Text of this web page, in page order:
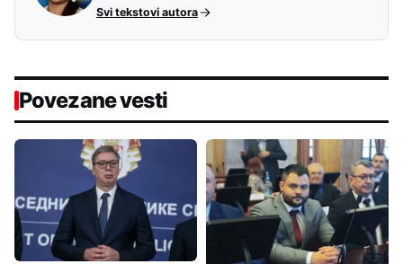
Svi tekstovi autora
Povezane vesti